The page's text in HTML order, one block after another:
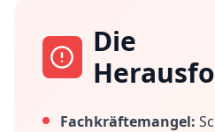
Die
Fachkräftemangel: